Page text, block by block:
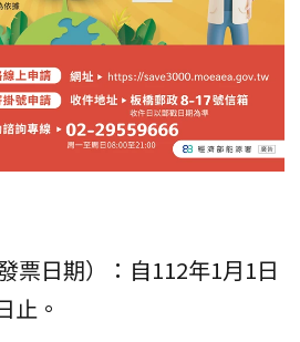
票日期）：自112年1月1日
止。